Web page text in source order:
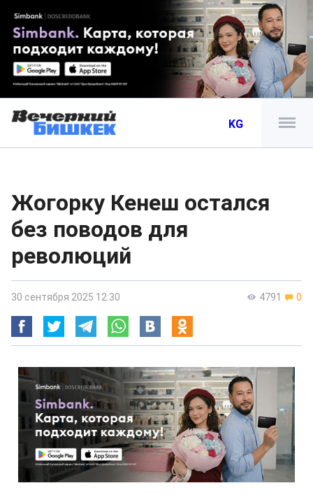
KG
Жогорку Кенеш остался
без поводов для
революций
4791 0
30 сентября 2025 12:30